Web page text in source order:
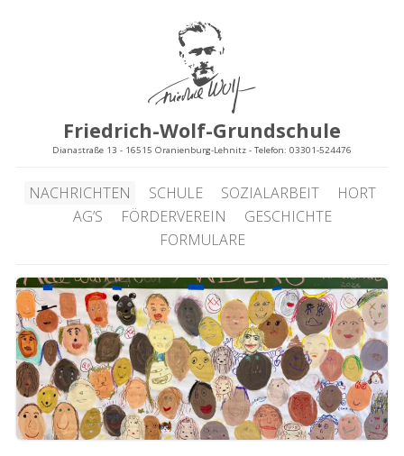
Friedrich-Wolf-Grundschule
Dianastraße 13 - 16515 Oranienburg-Lehnitz - Telefon: 03301-524476
NACHRICHTEN SCHULE SOZIALARBEIT
HORT
AG’S
FÖRDERVEREIN
GESCHICHTE
FORMULARE